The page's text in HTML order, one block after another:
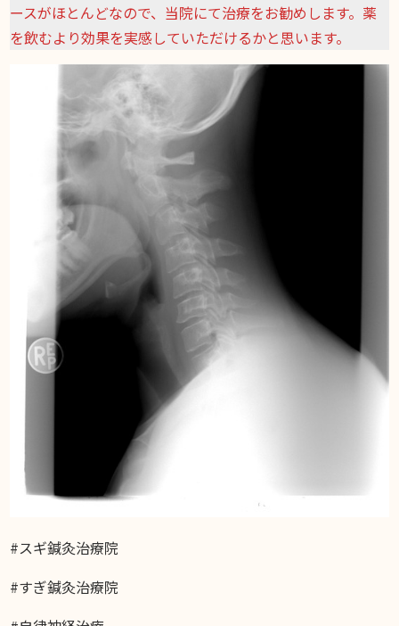
ースがほとんどなので、当院にて治療をお勧めします。薬
を飲むより効果を実感していただけるかと思います。
#スギ鍼灸治療院
#すぎ鍼灸治療院